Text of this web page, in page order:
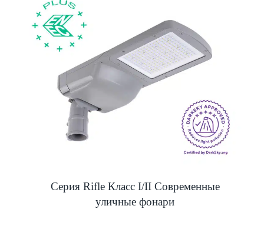
Серия Rifle Класс I/II Современные
уличные фонари